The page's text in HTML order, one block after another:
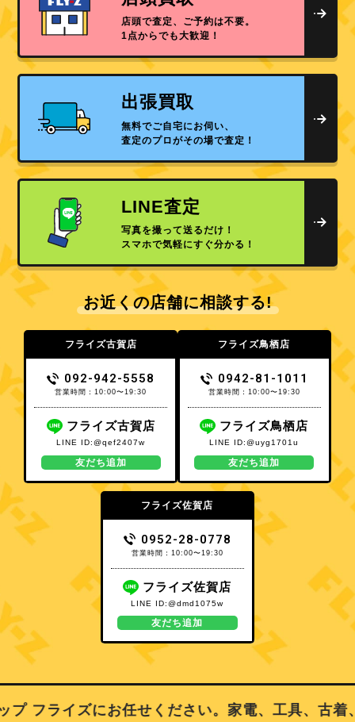
店頭で査定、ご予約は不要。
1点からでも大歓迎！
出張買取
無料でご自宅にお伺い、
査定のプロがその場で査定！
LINE査定
写真を撮って送るだけ！
スマホで気軽にすぐ分かる！
お近くの店舗に相談する!
フライズ古賀店
092-942-5558
営業時間：10:00〜19:30
フライズ古賀店
LINE ID:@qef2407w
友だち追加
フライズ鳥栖店
0942-81-1011
営業時間：10:00〜19:30
フライズ鳥栖店
LINE ID:@uyg1701u
友だち追加
フライズ佐賀店
0952-28-0778
営業時間：10:00〜19:30
フライズ佐賀店
LINE ID:@dmd1075w
友だち追加
フライズにお任せください。家電、工具、古着